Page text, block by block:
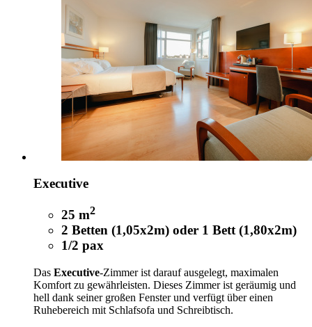
Executive
25 m2
2 Betten (1,05x2m) oder 1 Bett (1,80x2m)
1/2 pax
Das Executive-Zimmer ist darauf ausgelegt, maximalen
Komfort zu gewährleisten. Dieses Zimmer ist geräumig und
hell dank seiner großen Fenster und verfügt über einen
Ruhebereich mit Schlafsofa und Schreibtisch.